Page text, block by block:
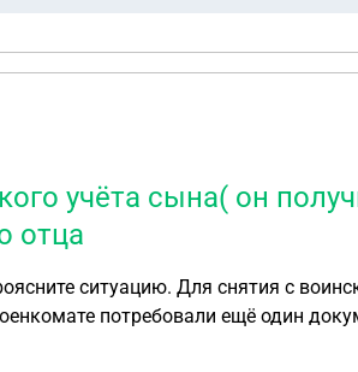
учёта сына( он
отца
ситуацию. Для снятия с
потребовали ещё один
во всех государственных